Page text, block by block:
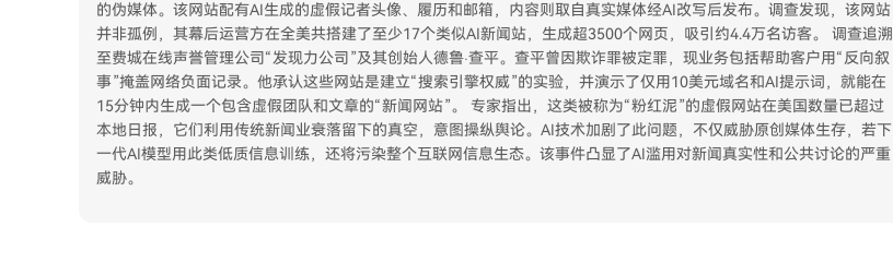
的伪媒体。该网站配有AI生成的虚假记者头像、履历和邮箱，内容则取自真实媒体经AI改写后发布。调查发现，该网站
并非孤例，其幕后运营方在全美共搭建了至少17个类似AI新闻站，生成超3500个网页，吸引约4.4万名访客。 调查追溯
至费城在线声誉管理公司“发现力公司”及其创始人德鲁·查平。查平曾因欺诈罪被定罪，现业务包括帮助客户用“反向叙
事”掩盖网络负面记录。他承认这些网站是建立“搜索引擎权威”的实验，并演示了仅用10美元域名和AI提示词，就能在
15分钟内生成一个包含虚假团队和文章的“新闻网站”。 专家指出，这类被称为“粉红泥”的虚假网站在美国数量已超过
本地日报，它们利用传统新闻业衰落留下的真空，意图操纵舆论。AI技术加剧了此问题，不仅威胁原创媒体生存，若下
一代AI模型用此类低质信息训练，还将污染整个互联网信息生态。该事件凸显了AI滥用对新闻真实性和公共讨论的严重
威胁。